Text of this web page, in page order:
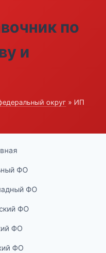
по
и
округ » ИП
ФО
ФО
ФО
ФО
ФО